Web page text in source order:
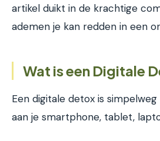
artikel duikt in de krachtige
ademen je kan redden in een
Wat is een Digitale
Een digitale detox is
aan je smartphone, tablet,